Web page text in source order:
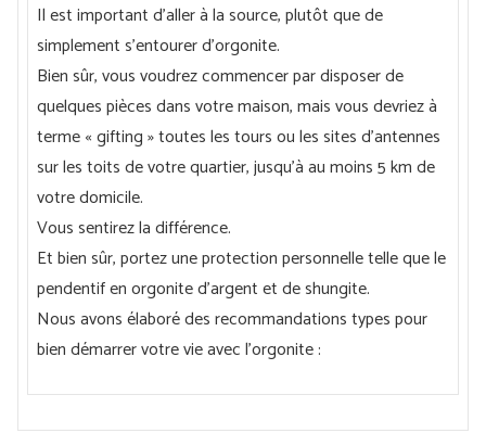
Il est important d'aller à la source, plutôt que de
simplement s'entourer d'orgonite.
Bien sûr, vous voudrez commencer par disposer de
quelques pièces dans votre maison, mais vous devriez à
terme « gifting » toutes les tours ou les sites d’antennes
sur les toits de votre quartier, jusqu’à au moins 5 km de
votre domicile.
Vous sentirez la différence.
Et bien sûr, portez une protection personnelle telle que le
pendentif en orgonite d’argent et de shungite.
Nous avons élaboré des recommandations types pour
bien démarrer votre vie avec l’orgonite :